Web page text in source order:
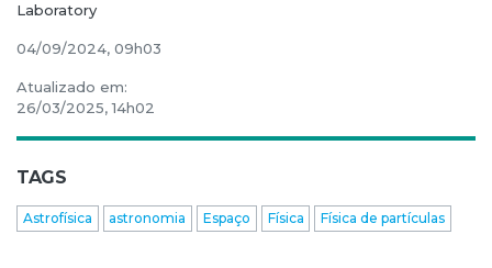
Laboratory
04/09/2024, 09h03
Atualizado em:
26/03/2025, 14h02
TAGS
Astrofísica astronomia Espaço Física Física de partículas